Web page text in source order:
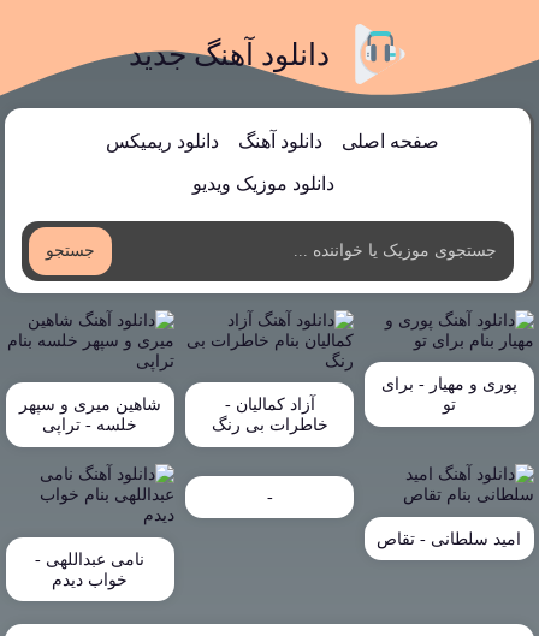
دانلود آهنگ جدید
صفحه اصلی دانلود آهنگ دانلود ریمیکس
دانلود موزیک ویدیو
جستجو
پوری و مهیار - برای
تو
آزاد کمالیان -
خاطرات بی رنگ
شاهین میری و سپهر
خلسه - تراپی
امید سلطانی - تقاص
-
نامی عبداللهی -
خواب دیدم